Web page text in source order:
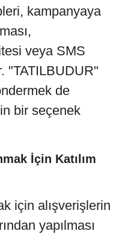
kampanyaya
veya SMS
"TATILBUDUR"
de
bir seçenek
İçin Katılım
için alışverişlerin
yapılması